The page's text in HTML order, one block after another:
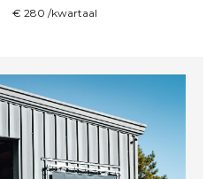
€ 280 /kwartaal